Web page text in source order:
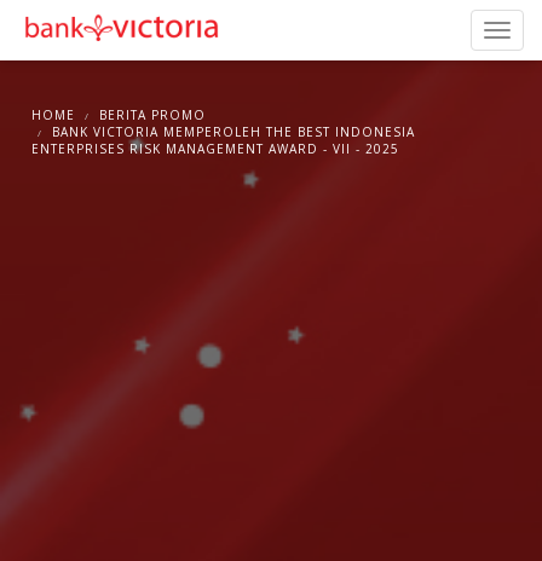
HOME
BERITA PROMO
BANK VICTORIA MEMPEROLEH THE BEST INDONESIA
ENTERPRISES RISK MANAGEMENT AWARD - VII - 2025